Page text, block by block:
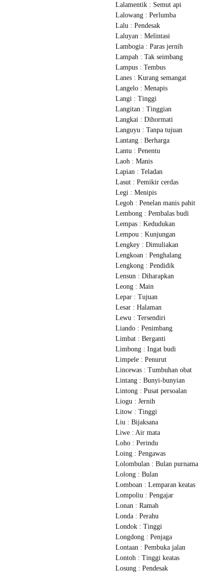
Lalamentik : Semut api
Lalowang : Perlumba
Lalu : Pendesak
Laluyan : Melintasi
Lambogia : Paras jernih
Lampah : Tak seimbang
Lampus : Tembus
Lanes : Kurang semangat
Langelo : Menapis
Langi : Tinggi
Langitan : Tinggian
Langkai : Dihormati
Languyu : Tanpa tujuan
Lantang : Berharga
Lantu : Penentu
Laoh : Manis
Lapian : Teladan
Lasut : Pemikir cerdas
Legi : Menipis
Legoh : Penelan manis pahit
Lembong : Pembalas budi
Lempas : Kedudukan
Lempou : Kunjungan
Lengkey : Dimuliakan
Lengkoan : Penghalang
Lengkong : Pendidik
Lensun : Diharapkan
Leong : Main
Lepar : Tujuan
Lesar : Halaman
Lewu : Tersendiri
Liando : Penimbang
Limbat : Berganti
Limbong : Ingat budi
Limpele : Penurut
Lincewas : Tumbuhan obat
Lintang : Bunyi-bunyian
Lintong : Pusat persoalan
Liogu : Jernih
Litow : Tinggi
Liu : Bijaksana
Liwe : Air mata
Loho : Perindu
Loing : Pengawas
Lolombulan : Bulan purnama
Lolong : Bulan
Lomboan : Lemparan keatas
Lompoliu : Pengajar
Lonan : Ramah
Londa : Perahu
Londok : Tinggi
Longdong : Penjaga
Lontaan : Pembuka jalan
Lontoh : Tinggi keatas
Losung : Pendesak